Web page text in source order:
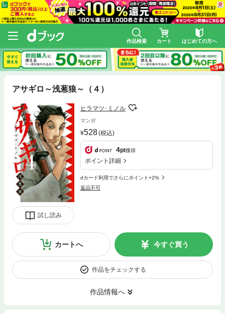
作品検索 カート はじめての方へ
アサギロ～浅葱狼～（４）
試し読み
ヒラマツ･ミノル
マンガ
528(税込)
4pt獲得
ポイント詳細
dカード利用でさらにポイント+2%
返品不可
カートへ 今すぐ買う
作品をチェックする
作品情報へ